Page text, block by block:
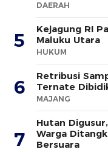
DAERAH
5
Kejagung RI
Maluku Utara
HUKUM
6
Retribusi
Ternate
MAJANG
7
Hutan
Warga
Bersuara